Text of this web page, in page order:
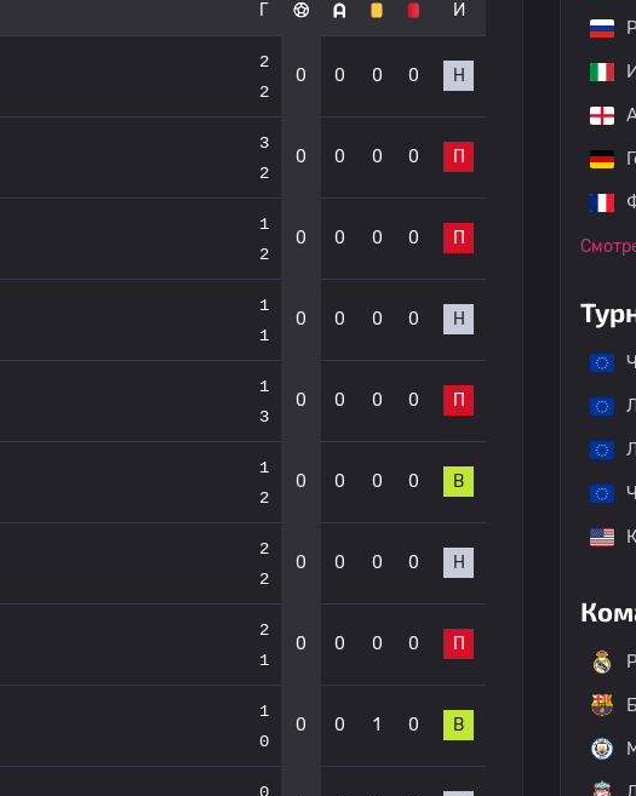
Г И
2
2
0 0 0 0 Н
3
2
0 0 0 0 П
1
2
0 0 0 0 П
1
1
0 0 0 0 Н
1
3
0 0 0 0 П
1
2
0 0 0 0 В
2
2
0 0 0 0 Н
2
1
0 0 0 0 П
1
0
0 0 1 0 В
0